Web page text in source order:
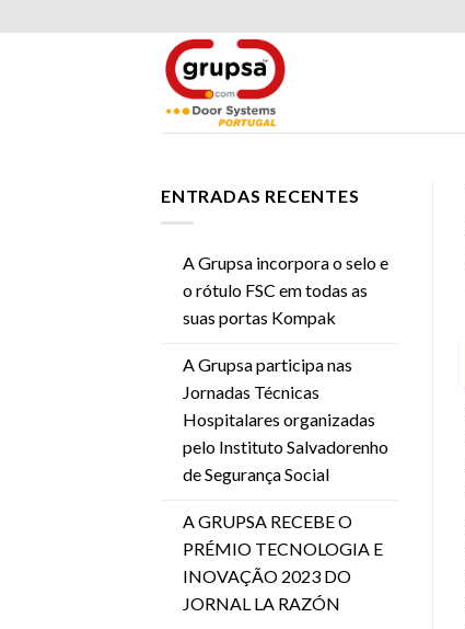
to
ENTRADAS RECENTES
A Grupsa incorpora o selo e
o rótulo FSC em todas as
suas portas Kompak
A Grupsa participa nas
Jornadas Técnicas
Hospitalares organizadas
pelo Instituto Salvadorenho
de Segurança Social
A GRUPSA RECEBE O
PRÉMIO TECNOLOGIA E
INOVAÇÃO 2023 DO
JORNAL LA RAZÓN